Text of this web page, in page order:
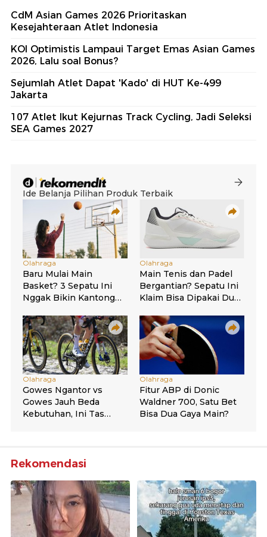
CdM Asian Games 2026 Prioritaskan
Kesejahteraan Atlet Indonesia
KOI Optimistis Lampaui Target Emas Asian Games
2026, Lalu soal Bonus?
Sejumlah Atlet Dapat 'Kado' di HUT Ke-499
Jakarta
107 Atlet Ikut Kejurnas Track Cycling, Jadi Seleksi
SEA Games 2027
Rekomendasi